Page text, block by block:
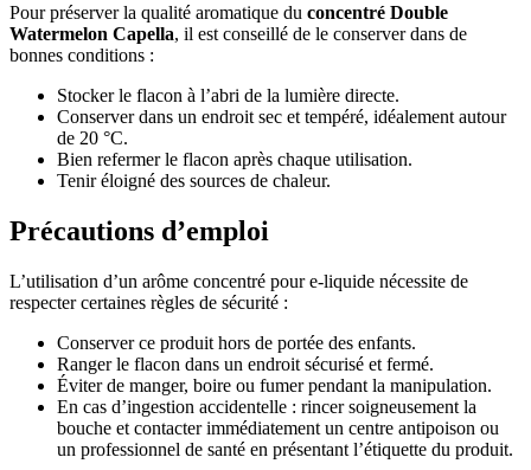
Pour préserver la qualité aromatique du concentré Double
Watermelon Capella, il est conseillé de le conserver dans de
bonnes conditions :
Stocker le flacon à l’abri de la lumière directe.
Conserver dans un endroit sec et tempéré, idéalement autour
de 20 °C.
Bien refermer le flacon après chaque utilisation.
Tenir éloigné des sources de chaleur.
Précautions d’emploi
L’utilisation d’un arôme concentré pour e-liquide nécessite de
respecter certaines règles de sécurité :
Conserver ce produit hors de portée des enfants.
Ranger le flacon dans un endroit sécurisé et fermé.
Éviter de manger, boire ou fumer pendant la manipulation.
En cas d’ingestion accidentelle : rincer soigneusement la
bouche et contacter immédiatement un centre antipoison ou
un professionnel de santé en présentant l’étiquette du produit.